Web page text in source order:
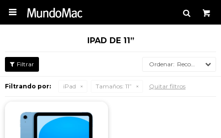

IPAD DE 11”
Recomendados
Filtrando por: iPad Tamaños: 11” Quitar filtros